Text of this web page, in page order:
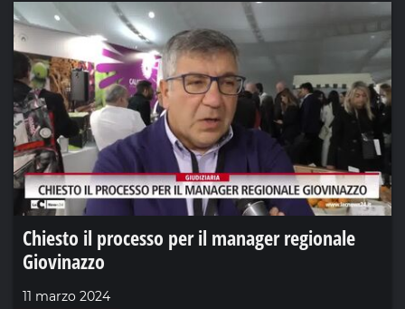
Chiesto il processo per il manager regionale
Giovinazzo
11 marzo 2024